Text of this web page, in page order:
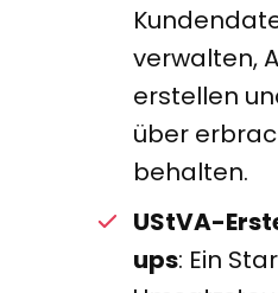
verwalten,
erstellen
über
behalten.
UStVA-
ups: Ein